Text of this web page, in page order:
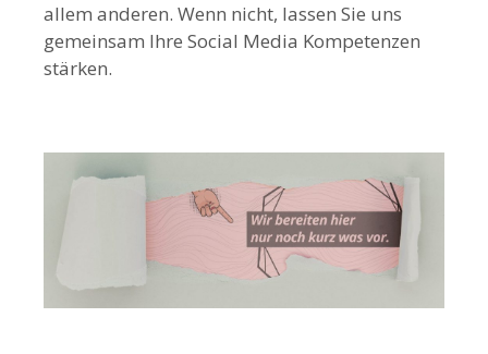
allem anderen. Wenn nicht, lassen Sie uns
gemeinsam Ihre Social Media Kompetenzen
stärken.